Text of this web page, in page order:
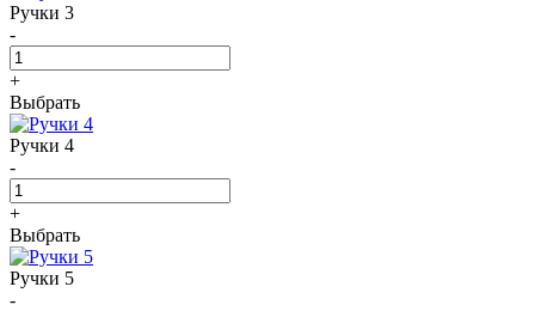
Ручки 3
-
+
Выбрать
Ручки 4
-
+
Выбрать
Ручки 5
-